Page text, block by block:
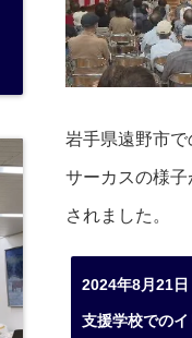
岩手県遠野市
サーカスの様
されました。
2024年8月21日
支援学校での